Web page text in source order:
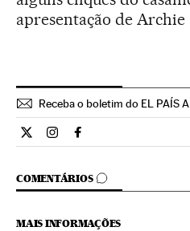
apresentação de
Receba o boletim do EL PAÍS
Estilo El País Brasil en Twitter
Estilo El País Brasil en
Estilo El País Brasil
COMENTÁRIOS
COMENTÁRIOS
MAIS INFORMAÇÕES